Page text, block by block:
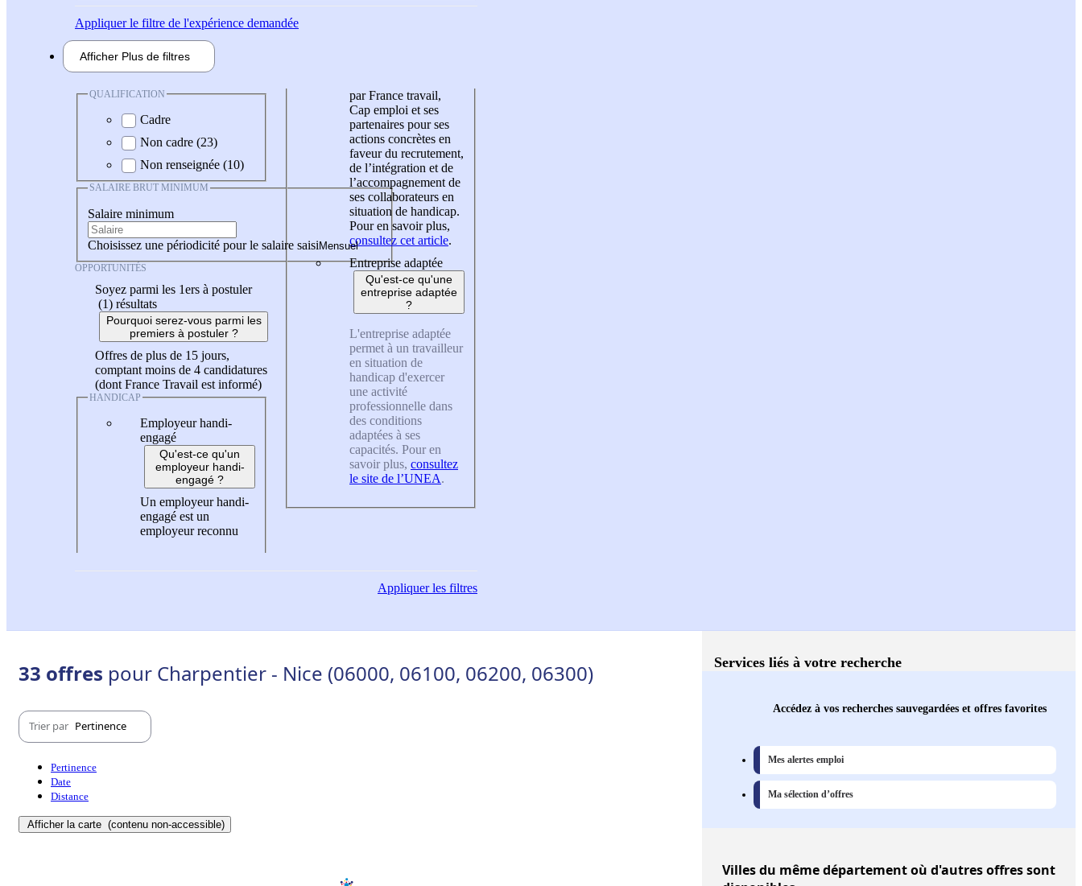
Appliquerle filtre de l'expérience demandée
Afficher Plus de filtres
QUALIFICATION
Cadre
Non cadre (23)
Non renseignée (10)
SALAIRE BRUT MINIMUM
Salaire minimum
Choisissez une périodicité pour le salaire saisi
OPPORTUNITÉS
Soyez parmi les 1ers à postuler
(1) résultats
Pourquoi serez-vous parmi les
premiers à postuler ?
Offres de plus de 15 jours,
comptant moins de 4 candidatures
(dont France Travail est informé)
HANDICAP
Employeur handi-
engagé
Qu'est-ce qu'un
employeur handi-
engagé ?
Un employeur handi-
engagé est un
employeur reconnu
par France travail,
Cap emploi et ses
partenaires pour ses
actions concrètes en
faveur du recrutement,
de l’intégration et de
l’accompagnement de
ses collaborateurs en
situation de handicap.
Pour en savoir plus,
consultez cet article.
Entreprise adaptée
Qu'est-ce qu'une
entreprise adaptée
?
L'entreprise adaptée
permet à un travailleur
en situation de
handicap d'exercer
une activité
professionnelle dans
des conditions
adaptées à ses
capacités. Pour en
savoir plus, consultez
le site de l’UNEA.
Appliquerles filtres
33 offres pour Charpentier - Nice (06000, 06100, 06200, 06300)
Trier par Pertinence
Pertinence
Date
Distance
Afficher la carte (contenu non-accessible)
Services liés à votre recherche
Accédez à vos recherches sauvegardées et offres favorites
Mes alertes emploi
Ma sélection d’offres
Villesdu même département où d'autres offres sont